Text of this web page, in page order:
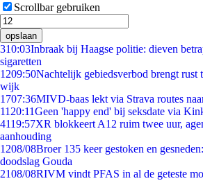
Scrollbar gebruiken
opslaan
310:03Inbraak bij Haagse politie: dieven
sigaretten
1209:50Nachtelijk gebiedsverbod brengt rust
wijk
1707:36MIVD-baas lekt via Strava routes
11 20:11Geen 'happy end' bij seksdate via
4119:57XR blokkeert A12 ruim twee uur,
aanhouding
1208/08Broer 135 keer gestoken en
doodslag Gouda
2108/08RIVM vindt PFAS in al de geteste